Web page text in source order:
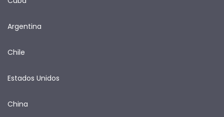
Argentina
Chile
Estados Unidos
China